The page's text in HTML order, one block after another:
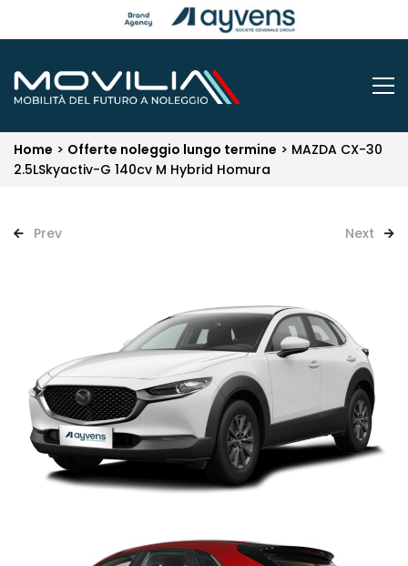
Home > Offerte noleggio lungo termine > MAZDA CX-30
2.5LSkyactiv-G 140cv M Hybrid Homura
Prev Next